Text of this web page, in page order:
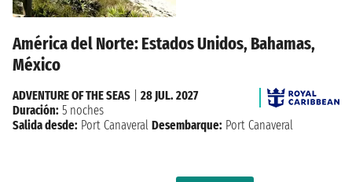
América del Norte: Estados Unidos, Bahamas,
México
ADVENTURE OF THE SEAS
28 JUL. 2027
Duración: 5 noches
Salida desde: Port Canaveral Desembarque: Port Canaveral